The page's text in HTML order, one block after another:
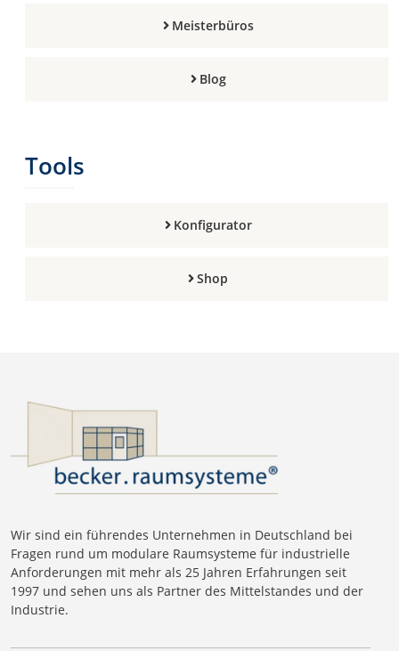
Meisterbüros
Blog
Tools
Konfigurator
Shop
Wir sind ein führendes Unternehmen in Deutschland bei
Fragen rund um modulare Raumsysteme für industrielle
Anforderungen mit mehr als 25 Jahren Erfahrungen seit
1997 und sehen uns als Partner des Mittelstandes und der
Industrie.